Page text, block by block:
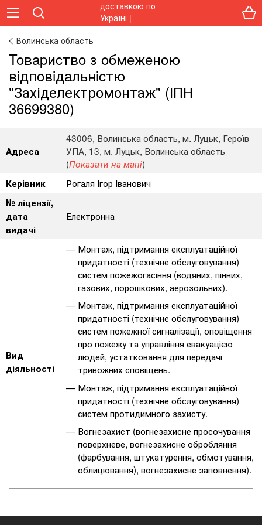
Волинська область
Toвapиcтвo з oбмeжeнoю
вiдпoвiдaльнicтю
"Західелектромонтаж" (ІПН
36699380)
Адреса
43006, Волинська область, м. Луцьк, Героїв
УПА, 13, м. Луцьк, Волинська область
(Показати на мапі)
Керівник
Рогаля Ігор Іванович
№ ліцензії,
дата
видачі
Електронна
Вид
діяльності
Монтаж, підтримання експлуатаційної
придатності (технічне обслуговування)
систем пожежогасіння (водяних, пінних,
газових, порошкових, аерозольних).
Монтаж, підтримання експлуатаційної
придатності (технічне обслуговування)
систем пожежної сигналізації, оповіщення
про пожежу та управління евакуацією
людей, устатковання для передачі
тривожних сповіщень.
Монтаж, підтримання експлуатаційної
придатності (технічне обслуговування)
систем протидимного захисту.
Вогнезахист (вогнезахисне просочування
поверхневе, вогнезахисне обробляння
(фарбування, штукатурення, обмотування,
облицювання), вогнезахисне заповнення).